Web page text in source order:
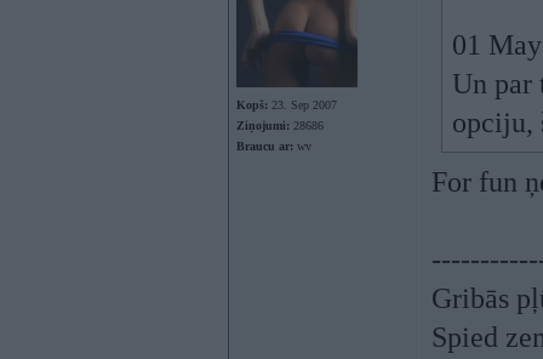
Kopš: 23. Sep 2007
Ziņojumi: 28686
Braucu ar: wv
01
Un par
opciju,
For fun
Gribās
Spied